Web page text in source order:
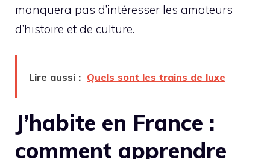
manquera pas d’intéresser les amateurs
d’histoire et de culture.
Lire aussi : Quels sont les trains de luxe
J’habite en France :
comment apprendre